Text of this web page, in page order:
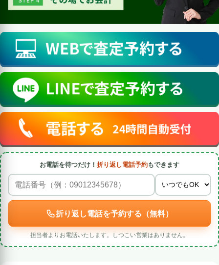
お電話を待つだけ！ 折り返し電話予約もできます
折り返し電話を予約する（無料）
担当者よりお電話いたします。しつこい営業はありません。